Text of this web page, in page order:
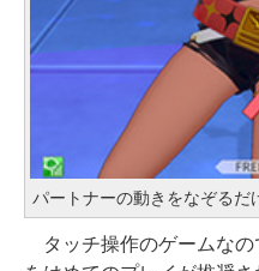
パートナーの動きをなぞるだ
タッチ操作のゲームなの